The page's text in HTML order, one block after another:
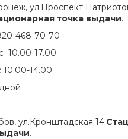
ул.Проспект
точка выдачи.
468-70-70
10.00-17.00
14.00
ул.Кронштадская 14.
.